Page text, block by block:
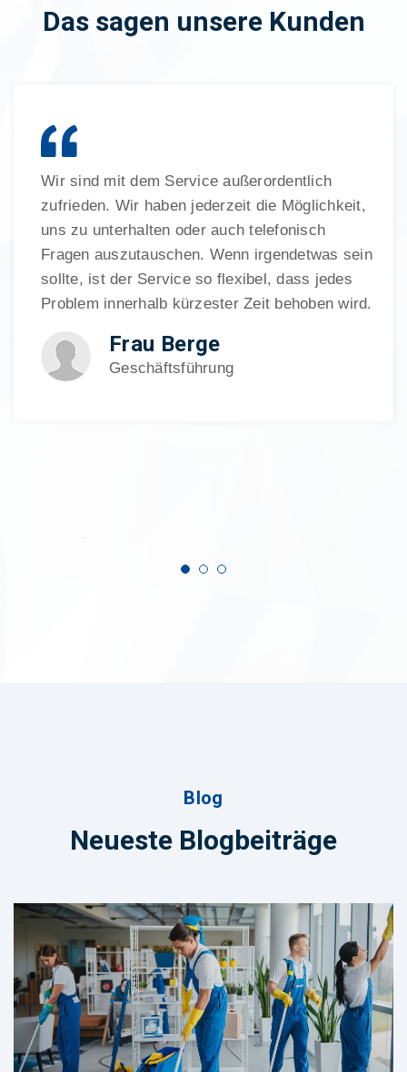
Das sagen unsere Kunden
Wir sind mit dem Service außerordentlich
zufrieden. Wir haben jederzeit die Möglichkeit,
uns zu unterhalten oder auch telefonisch
Fragen auszutauschen. Wenn irgendetwas sein
sollte, ist der Service so flexibel, dass jedes
Problem innerhalb kürzester Zeit behoben wird.
Frau Berge
Geschäftsführung
Blog
Neueste Blogbeiträge